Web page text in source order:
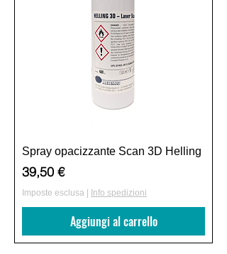
Spray opacizzante Scan 3D Helling
Prezzo
39,50 €
Imposte esclusa Info spedizioni
Aggiungi al carrello